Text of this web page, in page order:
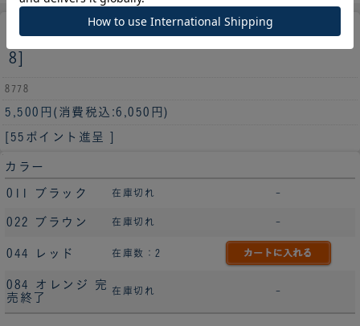
キュリオ IDカードホルダー リール付[877
8]
8778
5,500円 (消費税込:6,050円)
[55ポイント進呈 ]
カラー
011 ブラック 在庫切れ -
022 ブラウン 在庫切れ -
044 レッド 在庫数：2
084 オレンジ 完
売終了
在庫切れ -